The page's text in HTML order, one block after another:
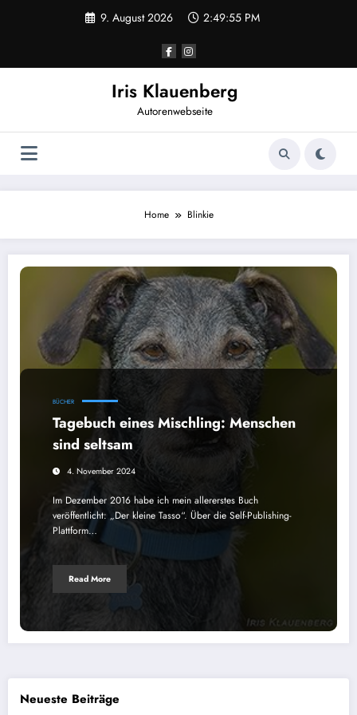
9. August 2026 2:49:55 PM
Iris Klauenberg
Autorenwebseite
Home Blinkie
Tagebuch eines Mischling: Menschen sind seltsam
BÜCHER
Tagebuch eines Mischling: Menschen
sind seltsam
4. November 2024
Im Dezember 2016 habe ich mein allererstes Buch
veröffentlicht: „Der kleine Tasso“. Über die Self-Publishing-
Plattform…
Read More
Neueste Beiträge